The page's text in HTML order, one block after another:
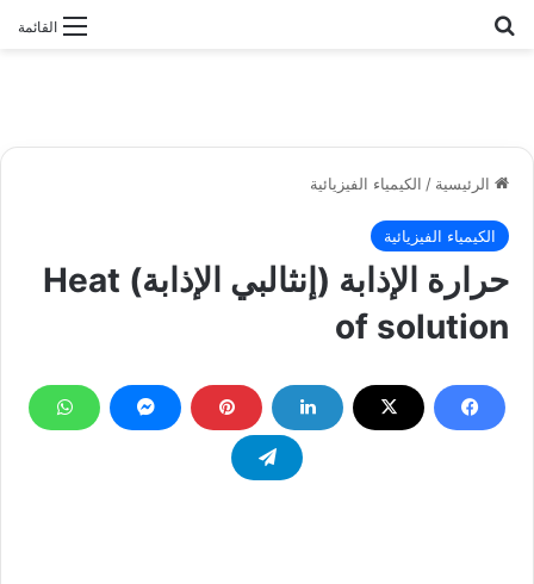
القائمة
الرئيسية / الكيمياء الفيزيائية
الكيمياء الفيزيائية
حرارة الإذابة (إنثالبي الإذابة) Heat
of solution